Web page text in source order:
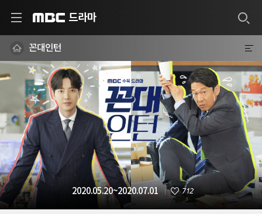
드라마
꼰대인턴
2020.05.20~2020.07.01 712